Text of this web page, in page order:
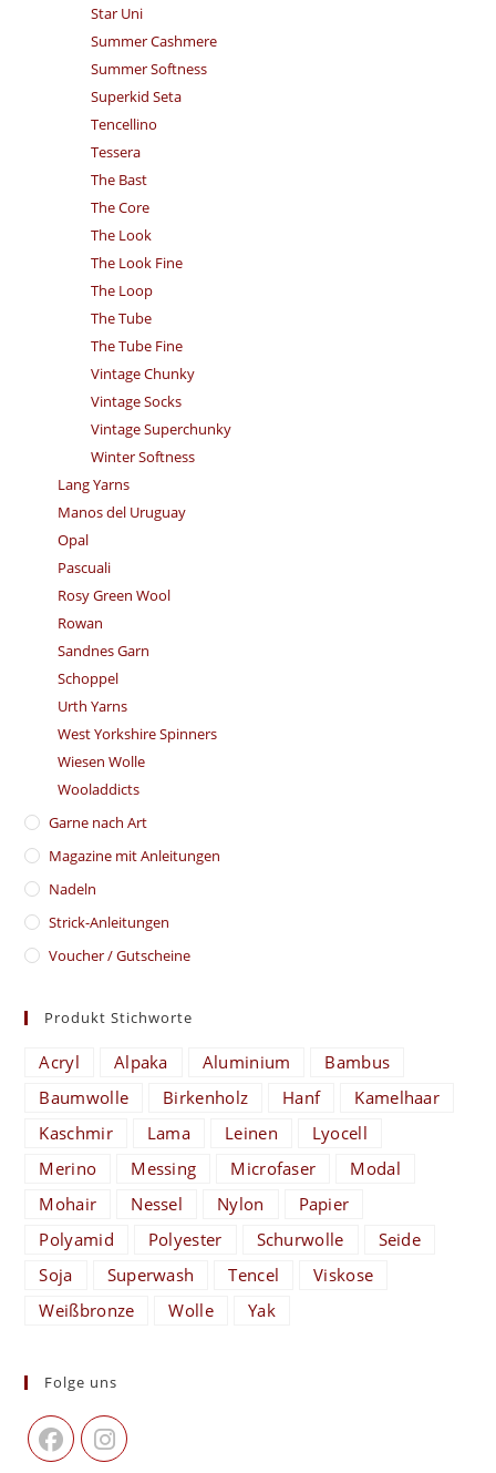
Star Uni
Summer Cashmere
Summer Softness
Superkid Seta
Tencellino
Tessera
The Bast
The Core
The Look
The Look Fine
The Loop
The Tube
The Tube Fine
Vintage Chunky
Vintage Socks
Vintage Superchunky
Winter Softness
Lang Yarns
Manos del Uruguay
Opal
Pascuali
Rosy Green Wool
Rowan
Sandnes Garn
Schoppel
Urth Yarns
West Yorkshire Spinners
Wiesen Wolle
Wooladdicts
Garne nach Art
Magazine mit Anleitungen
Nadeln
Strick-Anleitungen
Voucher / Gutscheine
Produkt Stichworte
Acryl Alpaka Aluminium
Bambus
Baumwolle
Birkenholz Hanf
Kamelhaar
Kaschmir
Lama Leinen
Lyocell
Merino
Messing Microfaser
Modal
Mohair
Nessel Nylon
Papier
Polyamid
Polyester Schurwolle
Seide
Soja
Superwash Tencel
Viskose
Weißbronze
Wolle Yak
Folge uns